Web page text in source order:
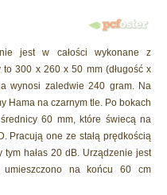
jest w całości wykonane z
300 x 260 x 50 mm (długość x
wynosi zaledwie 240 gram. Na
Hama na czarnym tle. Po bokach
60 mm, które świecą na
Pracują one ze stałą prędkością
hałas 20 dB. Urządzenie jest
umieszczono na końcu 60 cm